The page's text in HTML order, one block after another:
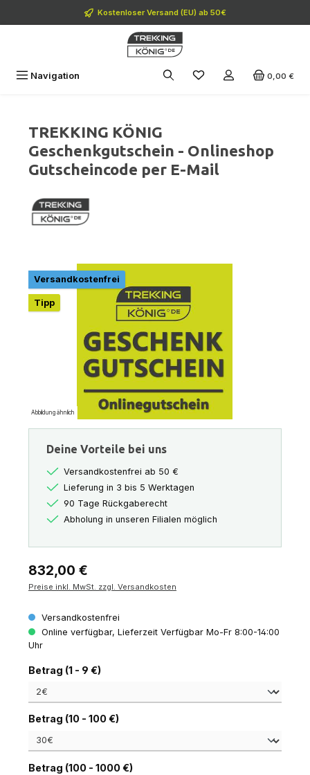
Zum Hauptinhalt springenKostenloser Versand (EU) ab 50€
Navigation 0,00 €
TREKKING KÖNIG
Geschenkgutschein - Onlineshop
Gutscheincode per E-Mail
Bildergalerie überspringen
Versandkostenfrei
Tipp
Abbildung ähnlich
Deine Vorteile bei uns
Versandkostenfrei ab 50 €
Lieferung in 3 bis 5 Werktagen
90 Tage Rückgaberecht
Abholung in unseren Filialen möglich
Regulärer Preis:
832,00 €
Preise inkl. MwSt. zzgl. Versandkosten
Versandkostenfrei
Online verfügbar, Lieferzeit Verfügbar Mo-Fr 8:00-14:00
Uhr
Betrag (1 - 9 €)auswählen
Betrag (10 - 100 €)auswählen
Betrag (100 - 1000 €)auswählen